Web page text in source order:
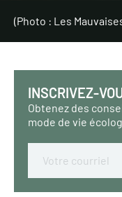
(Photo : Les
INSCRIVEZ-
Obtenez des
mode de vie